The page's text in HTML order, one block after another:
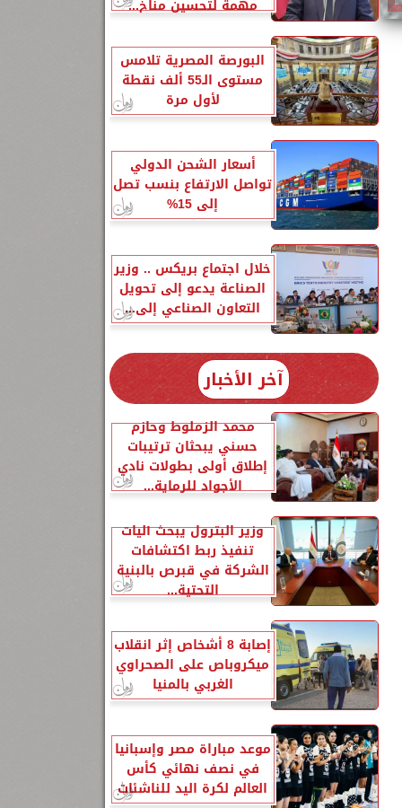
مهمة لتحسين مناخ...
البورصة المصرية تلامس
مستوى الـ55 ألف نقطة
لأول مرة
أسعار الشحن الدولي
تواصل الارتفاع بنسب تصل
إلى 15%
خلال اجتماع بريكس .. وزير
الصناعة يدعو إلى تحويل
التعاون الصناعي إلى...
آخر الأخبار
محمد الزملوط وحازم
حسني يبحثان ترتيبات
إطلاق أولى بطولات نادي
الأجواد للرماية...
وزير البترول يبحث آليات
تنفيذ ربط اكتشافات
الشركة في قبرص بالبنية
التحتية...
إصابة 8 أشخاص إثر انقلاب
ميكروباص على الصحراوي
الغربي بالمنيا
موعد مباراة مصر وإسبانيا
في نصف نهائي كأس
العالم لكرة اليد للناشئات